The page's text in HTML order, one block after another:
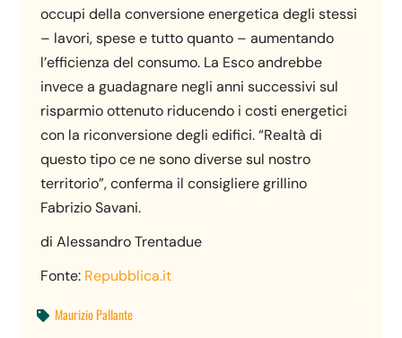
occupi della conversione energetica degli stessi
– lavori, spese e tutto quanto – aumentando
l’efficienza del consumo. La Esco andrebbe
invece a guadagnare negli anni successivi sul
risparmio ottenuto riducendo i costi energetici
con la riconversione degli edifici. “Realtà di
questo tipo ce ne sono diverse sul nostro
territorio”, conferma il consigliere grillino
Fabrizio Savani.
di Alessandro Trentadue
Fonte: Repubblica.it
 Maurizio Pallante